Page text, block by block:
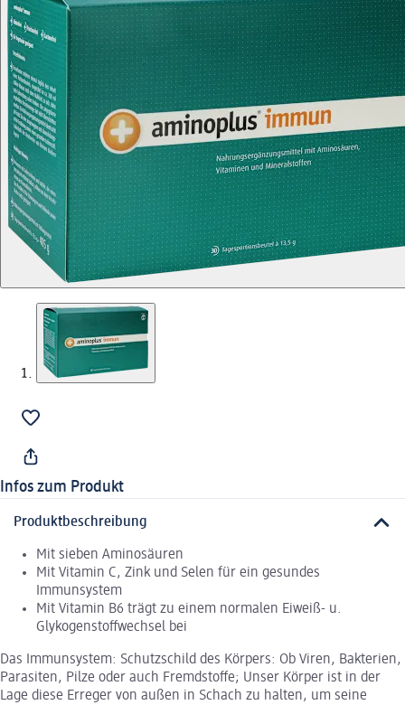
Infos zum Produkt
Produktbeschreibung
Mit sieben Aminosäuren
Mit Vitamin C, Zink und Selen für ein gesundes
Immunsystem
Mit Vitamin B6 trägt zu einem normalen Eiweiß- u.
Glykogenstoffwechsel bei
Das Immunsystem: Schutzschild des Körpers: Ob Viren, Bakterien,
Parasiten, Pilze oder auch Fremdstoffe; Unser Körper ist in der
Lage diese Erreger von außen in Schach zu halten, um seine